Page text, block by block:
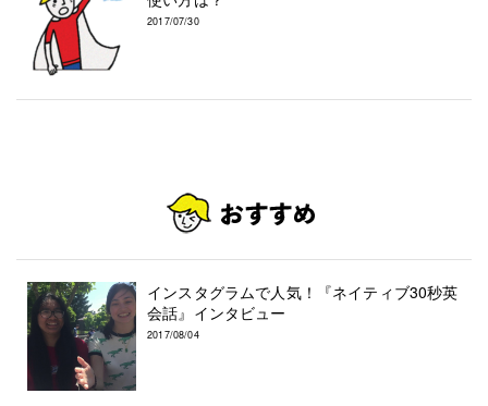
2017/07/30
インスタグラムで人気！『ネイティブ30秒英
会話』インタビュー
2017/08/04